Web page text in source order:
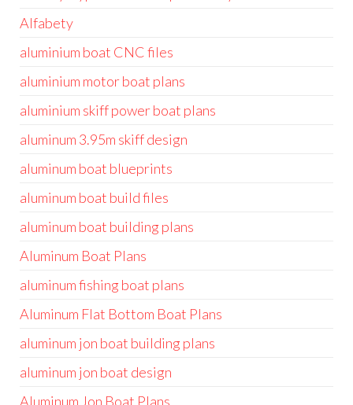
Alfabety
aluminium boat CNC files
aluminium motor boat plans
aluminium skiff power boat plans
aluminum 3.95m skiff design
aluminum boat blueprints
aluminum boat build files
aluminum boat building plans
Aluminum Boat Plans
aluminum fishing boat plans
Aluminum Flat Bottom Boat Plans
aluminum jon boat building plans
aluminum jon boat design
Aluminum Jon Boat Plans